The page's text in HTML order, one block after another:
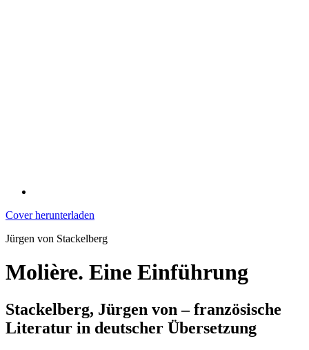
Cover herunterladen
Jürgen von Stackelberg
Molière. Eine Einführung
Stackelberg, Jürgen von – französische
Literatur in deutscher Übersetzung